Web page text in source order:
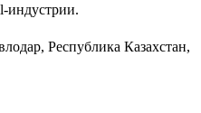
индустрии.
Республика Казахстан,